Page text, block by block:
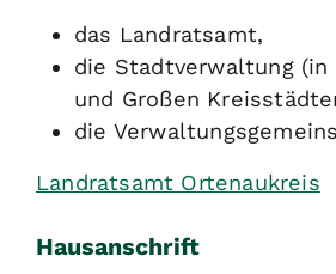
das Landratsamt,
die Stadtverwaltung (in
und Großen
die
Landratsamt Ortenaukreis
Hausanschrift